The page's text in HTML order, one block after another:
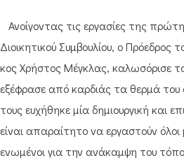
Ανοίγοντας τις εργασίες της
Διοικητικού Συμβουλίου, ο Πρόεδρος
κος Χρήστος Μέγκλας, καλωσόρισε
εξέφρασε από καρδιάς τα θερμά του
τους ευχήθηκε μία δημιουργική και
είναι απαραίτητο να εργαστούν
ενωμένοι για την ανάκαμψη του